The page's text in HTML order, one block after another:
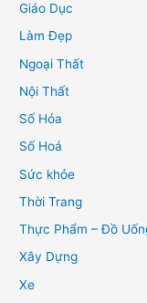
Giáo Dục
Làm Đẹp
Ngoại Thất
Nội Thất
Số Hóa
Số Hoá
Sức khỏe
Thời Trang
Thực Phẩm – Đồ
Xây Dựng
Xe